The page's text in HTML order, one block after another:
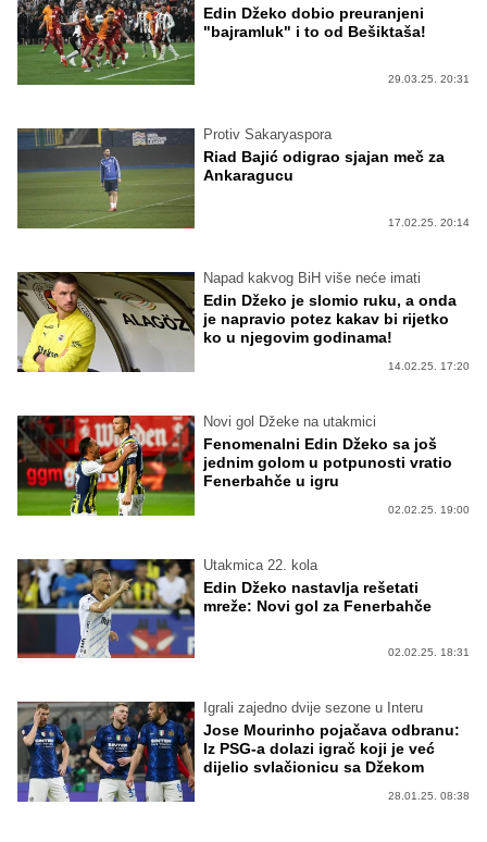
Edin Džeko dobio preuranjeni
"bajramluk" i to od Bešiktaša!
29.03.25. 20:31
Protiv Sakaryaspora
Riad Bajić odigrao sjajan meč za
Ankaragucu
17.02.25. 20:14
Napad kakvog BiH više neće imati
Edin Džeko je slomio ruku, a onda
je napravio potez kakav bi rijetko
ko u njegovim godinama!
14.02.25. 17:20
Novi gol Džeke na utakmici
Fenomenalni Edin Džeko sa još
jednim golom u potpunosti vratio
Fenerbahče u igru
02.02.25. 19:00
Utakmica 22. kola
Edin Džeko nastavlja rešetati
mreže: Novi gol za Fenerbahče
02.02.25. 18:31
Igrali zajedno dvije sezone u Interu
Jose Mourinho pojačava odbranu:
Iz PSG-a dolazi igrač koji je već
dijelio svlačionicu sa Džekom
28.01.25. 08:38